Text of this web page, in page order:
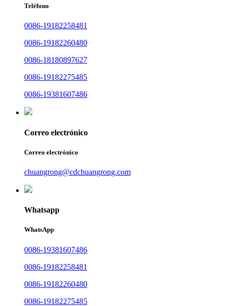
Teléfono
0086-19182258481
0086-19182260480
0086-18180897627
0086-19182275485
0086-19381607486
Correo electrónico
Correo electrónico
chuangrong@cdchuangrong.com
Whatsapp
WhatsApp
0086-19381607486
0086-19182258481
0086-19182260480
0086-19182275485